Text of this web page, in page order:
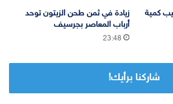
كمية
زيادة في ثمن طحن الزيتون توحد
أرباب المعاصر بجرسيف
23:48
شاركنا برأيك!